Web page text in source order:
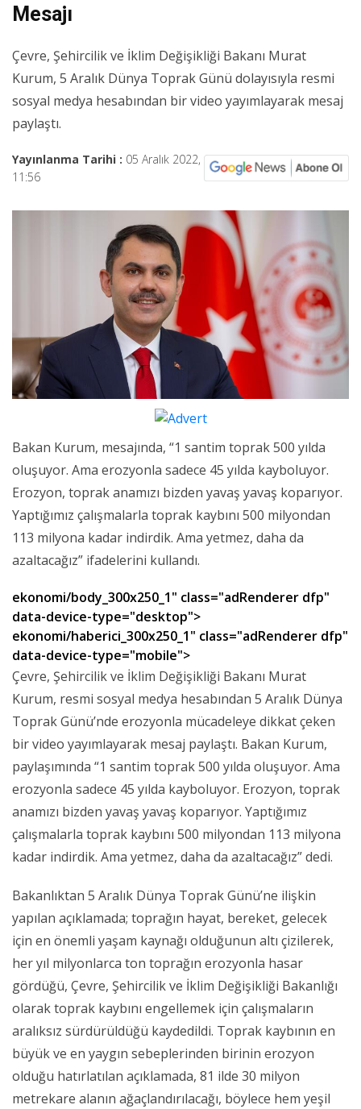
Mesajı
Çevre, Şehircilik ve İklim Değişikliği Bakanı Murat
Kurum, 5 Aralık Dünya Toprak Günü dolayısıyla resmi
sosyal medya hesabından bir video yayımlayarak mesaj
paylaştı.
Yayınlanma Tarihi : 05 Aralık 2022,
11:56
Bakan Kurum, mesajında, “1 santim toprak 500 yılda
oluşuyor. Ama erozyonla sadece 45 yılda kayboluyor.
Erozyon, toprak anamızı bizden yavaş yavaş koparıyor.
Yaptığımız çalışmalarla toprak kaybını 500 milyondan
113 milyona kadar indirdik. Ama yetmez, daha da
azaltacağız” ifadelerini kullandı.
ekonomi/body_300x250_1" class="adRenderer dfp"
data-device-type="desktop">
ekonomi/haberici_300x250_1" class="adRenderer dfp"
data-device-type="mobile">
Çevre, Şehircilik ve İklim Değişikliği Bakanı Murat
Kurum, resmi sosyal medya hesabından 5 Aralık Dünya
Toprak Günü’nde erozyonla mücadeleye dikkat çeken
bir video yayımlayarak mesaj paylaştı. Bakan Kurum,
paylaşımında “1 santim toprak 500 yılda oluşuyor. Ama
erozyonla sadece 45 yılda kayboluyor. Erozyon, toprak
anamızı bizden yavaş yavaş koparıyor. Yaptığımız
çalışmalarla toprak kaybını 500 milyondan 113 milyona
kadar indirdik. Ama yetmez, daha da azaltacağız” dedi.
Bakanlıktan 5 Aralık Dünya Toprak Günü’ne ilişkin
yapılan açıklamada; toprağın hayat, bereket, gelecek
için en önemli yaşam kaynağı olduğunun altı çizilerek,
her yıl milyonlarca ton toprağın erozyonla hasar
gördüğü, Çevre, Şehircilik ve İklim Değişikliği Bakanlığı
olarak toprak kaybını engellemek için çalışmaların
aralıksız sürdürüldüğü kaydedildi. Toprak kaybının en
büyük ve en yaygın sebeplerinden birinin erozyon
olduğu hatırlatılan açıklamada, 81 ilde 30 milyon
metrekare alanın ağaçlandırılacağı, böylece hem yeşil